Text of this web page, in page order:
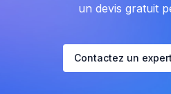
un devis gratuit
Contactez un